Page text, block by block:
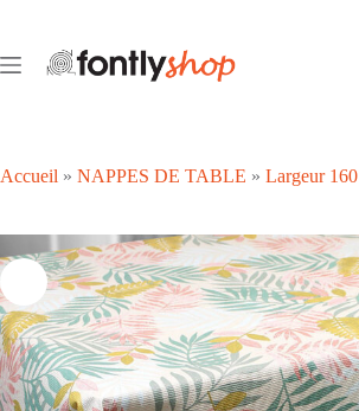
contenu
Accueil » NAPPES DE TABLE » Largeur 160